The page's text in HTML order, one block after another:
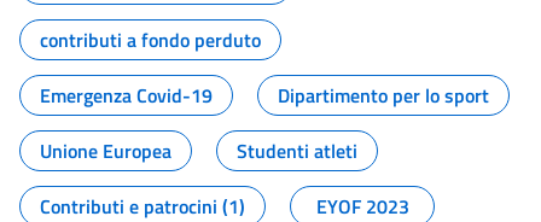
contributi a fondo perduto
Emergenza Covid-19
Dipartimento per lo sport
Unione Europea
Studenti atleti
Contributi e patrocini (1)
EYOF 2023